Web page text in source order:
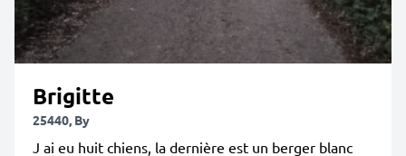
Brigitte
25440, By
J ai eu huit chiens, la dernière est un berger blanc